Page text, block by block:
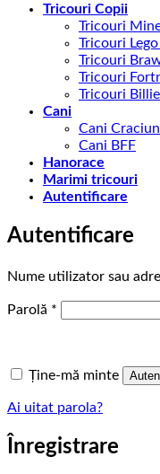
Tricouri Copii
Tricouri
Tricouri
Tricouri
Tricouri
Tricouri
Cani
Cani Craciun
Cani BFF
Hanorace
Marimi tricouri
Autentificare
Autentificare
Nume utilizator sau
Parolă *
Ține-mă minte
Ai uitat parola?
Înregistrare